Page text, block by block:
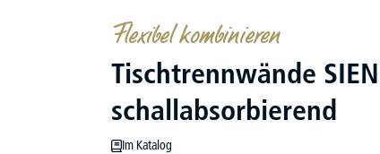
Flexibel kombinieren
Tischtrennwände
schallabsorbierend
Im Katalog